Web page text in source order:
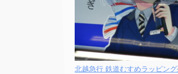
北越急行 鉄道むすめラッピン